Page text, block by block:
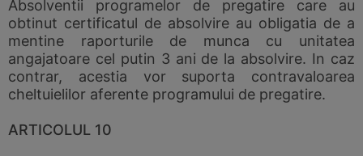
Absolventii programelor de pregatire care au
obtinut certificatul de absolvire au obligatia de a
mentine raporturile de munca cu unitatea
angajatoare cel putin 3 ani de la absolvire. In caz
contrar, acestia vor suporta contravaloarea
cheltuielilor aferente programului de pregatire.
ARTICOLUL 10